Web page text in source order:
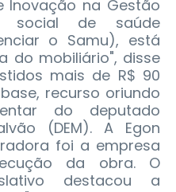
Inovação na Gestão
social de saúde
o Samu), está
do mobiliário", disse
mais de R$ 90
recurso oriundo
do deputado
(DEM). A Egon
foi a empresa
da obra. O
destacou a